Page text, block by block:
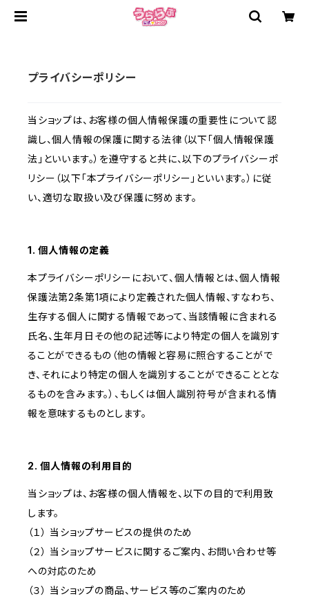
プライバシーポリシー
当ショップは、お客様の個人情報保護の重要性について認
識し、個人情報の保護に関する法律（以下「個人情報保護
法」といいます。）を遵守すると共に、以下のプライバシーポ
リシー（以下「本プライバシーポリシー」といいます。）に従
い、適切な取扱い及び保護に努めます。
1. 個人情報の定義
本プライバシーポリシーにおいて、個人情報とは、個人情報
保護法第2条第1項により定義された個人情報、すなわち、
生存する個人に関する情報であって、当該情報に含まれる
氏名、生年月日その他の記述等により特定の個人を識別す
ることができるもの（他の情報と容易に照合することがで
き、それにより特定の個人を識別することができることとな
るものを含みます。）、もしくは個人識別符号が含まれる情
報を意味するものとします。
2. 個人情報の利用目的
当ショップは、お客様の個人情報を、以下の目的で利用致
します。
（１） 当ショップサービスの提供のため
（２） 当ショップサービスに関するご案内、お問い合わせ等
への対応のため
（３） 当ショップの商品、サービス等のご案内のため